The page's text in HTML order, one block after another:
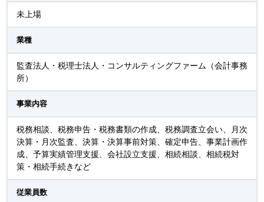
未上場
業種
監査法人・税理士法人・コンサルティングファーム（会計事務
所）
事業内容
税務相談、税務申告・税務書類の作成、税務調査立会い、月次
決算・月次監査、決算・決算事前対策、確定申告、事業計画作
成、予算実績管理支援、会社設立支援、相続相談、相続税対
策・相続手続きなど
従業員数